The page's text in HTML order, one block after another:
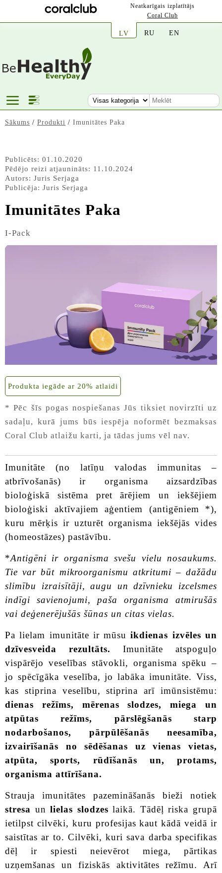
Neatkarīgais izplatītājs
Coral Club
LV RU EN
Sākums / Produkti / Imunitātes Paka
Publicēts: 01.10.2020
Pēdējo reizi atjaunināts: 11.10.2024
Autors: Juris Serjaga
Publicēja: Juris Serjaga
Imunitātes Paka
I-Pack
Produkta iegāde ar 20% atlaidi
* Pēc šīs pogas nospiešanas Jūs tiksiet novirzīti uz
sadaļu, kurā jums būs iespēja noformēt bezmaksas
Coral Club atlaižu karti, ja tādas jums vēl nav.
Imunitāte (no latīņu valodas immunitas –
atbrīvošanās) ir organisma aizsardzības
bioloģiskā sistēma pret ārējiem un iekšējiem
bioloģiski aktīvajiem aģentiem (antigēniem *),
kuru mērķis ir uzturēt organisma iekšējās vides
(homeostāzes) pastāvību.
*Antigēni ir organisma svešu vielu nosaukums.
Tie var būt mikroorganismu atkritumi – dažādu
slimību izraisītāji, augu un dzīvnieku izcelsmes
indīgi savienojumi, paša organisma atmirušās
vai deģenerējušās šūnas un citas vielas.
Pa lielam imunitāte ir mūsuikdienas izvēles un
dzīvesveida rezultāts. Imunitāte atspoguļo
vispārējo veselības stāvokli, organisma spēku –
jo spēcīgāka veselība, jo labāka imunitāte. Viss,
kas stiprina veselību, stiprina arī imūnsistēmu:
dienas režīms, mērenas slodzes, miega un
atpūtas režīms, pārslēgšanās starp
nodarbošanos, pārpūlēšanās neesamība,
izvairīšanās no sēdēšanas uz vienas vietas,
atpūta, sports, rūdīšanās un, protams,
organisma attīrīšana.
Strauja imunitātes pazemināšanās bieži notiek
stresa unlielas slodzes laikā. Tādēļ riska grupā
ietilpst cilvēki, kuru profesijas kaut kādā veidā ir
saistītas ar to. Cilvēki, kuri sava darba specifikas
dēļ ir spiesti neievērot miega, pārtikas
uzņemšanas un fiziskās aktivitātes režīmu. Arī